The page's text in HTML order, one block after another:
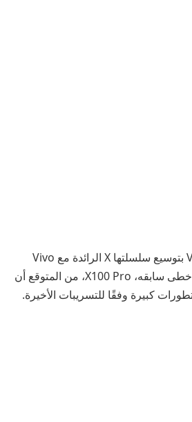
من المقرر أن تقوم Vivo بتوسيع سلسلتها X الرائدة مع Vivo
X200 Pro الجديد. على خطى سابقه، X100 Pro، من المتوقع أن
كبيرة وفقًا للتسريبات الأخيرة.